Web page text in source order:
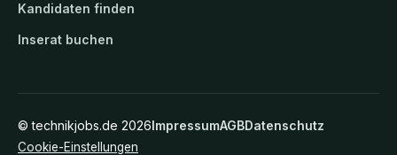
Kandidaten finden
Inserat buchen
©technikjobs.de 2026ImpressumAGBDatenschutz
Cookie-Einstellungen